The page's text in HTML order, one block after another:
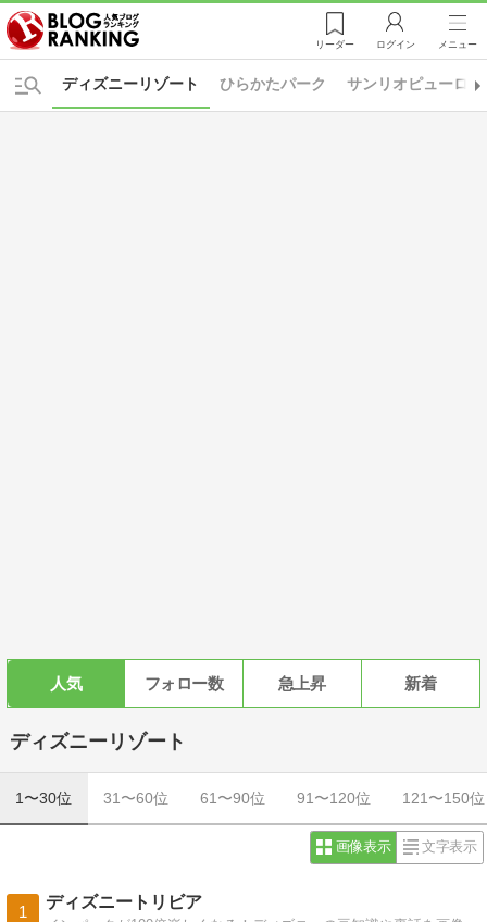
リーダー ログイン メニュー
ひらかたパーク サンリオピューロラ
ディズニーリゾート
人気 フォロー数 急上昇 新着
ディズニーリゾート
1〜30位 31〜60位 61〜90位 91〜120位 121〜150位
画像表示 文字表示
1
ディズニートリビア